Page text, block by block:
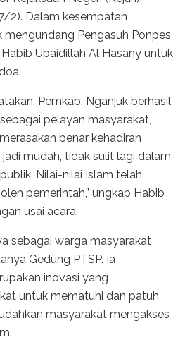
2). Dalam kesempatan
mengundang Pengasuh Ponpes
Ubaidillah Al Hasany untuk
Pemkab. Nganjuk berhasil
pelayan masyarakat,
benar kehadiran
mudah, tidak sulit lagi dalam
Nilai-nilai Islam telah
pemerintah,” ungkap Habib
usai acara.
sebagai warga masyarakat
Gedung PTSP. Ia
inovasi yang
untuk mematuhi dan patuh
masyarakat mengakses